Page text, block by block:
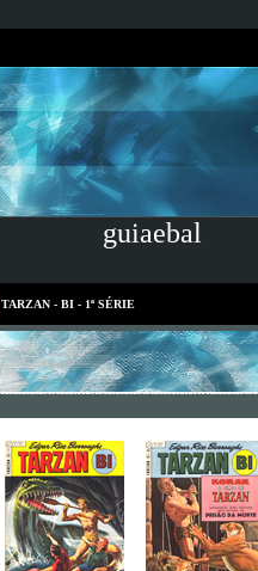
guiaebal
TARZAN - BI - 1ª SÉRIE